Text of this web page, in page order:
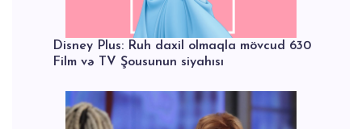
Disney Plus: Ruh daxil olmaqla mövcud 630
Film və TV Şousunun siyahısı